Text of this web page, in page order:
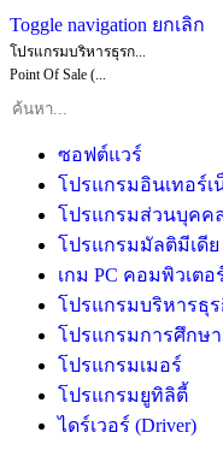
Toggle navigation ยกเลิก
โปรแกรมบริหารธุรก...
Point Of Sale (...
ซอฟต์แวร์
โปรแกรมอินเทอร์เ
โปรแกรมส่วนบุคค
โปรแกรมมัลติมีเดีย
เกม PC คอมพิวเตอ
โปรแกรมบริหารธุร
โปรแกรมการศึกษา
โปรแกรมเมอร์
โปรแกรมยูทิลิตี้
ไดร์เวอร์ (Driver)